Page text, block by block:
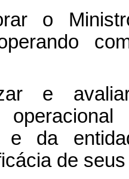
o
e
e da
de